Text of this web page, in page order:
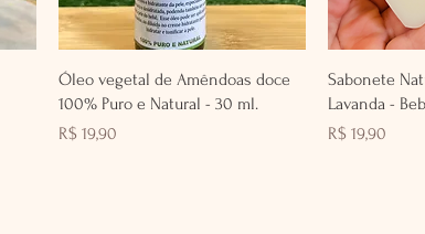
Visualização rápida
Óleo vegetal de Amêndoas doce
100% Puro e Natural - 30 ml.
Preço
R$ 19,90
Sabonete
Lavanda -
Preço
R$ 19,90